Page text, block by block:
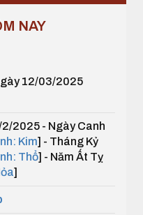
NAY
12/03/2025
2025 - Ngày Canh
Kim] - Tháng Kỷ
Thổ] - Năm Ất Tỵ
]